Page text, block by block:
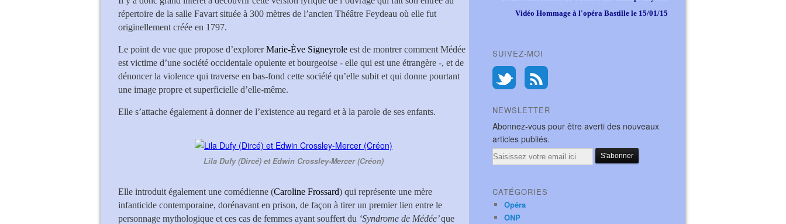
répertoire de la salle Favart située à 300 mètres de l’ancien Théâtre Feydeau où elle fut
originellement créée en 1797.
Le point de vue que propose d’explorerMarie-Ève Signeyrole est de montrer comment Médée
est victime d’une société occidentale opulente et bourgeoise - elle qui est une étrangère -, et de
dénoncer la violence qui traverse en bas-fond cette société qu’elle subit et qui donne pourtant
une image propre et superficielle d’elle-même.
Elle s’attache également à donner de l’existence au regard et à la parole de ses enfants.
Lila Dufy (Dircé) et Edwin Crossley-Mercer (Créon)
Elle introduit également une comédienne (Caroline Frossard) qui représente une mère
infanticide contemporaine, dorénavant en prison, de façon à tirer un premier lien entre le
personnage mythologique et ces cas de femmes ayant souffert du ‘Syndrome de Médée’que
Vidéo Hommage à l'opéra Bastille le 15/01/15
SUIVEZ-MOI
NEWSLETTER
Abonnez-vous pour être averti des nouveaux
articles publiés.
Email
CATÉGORIES
Opéra
ONP